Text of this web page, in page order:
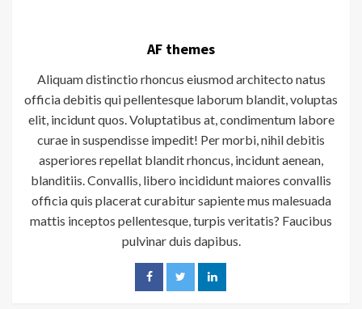
AF themes
Aliquam distinctio rhoncus eiusmod architecto natus
officia debitis qui pellentesque laborum blandit, voluptas
elit, incidunt quos. Voluptatibus at, condimentum labore
curae in suspendisse impedit! Per morbi, nihil debitis
asperiores repellat blandit rhoncus, incidunt aenean,
blanditiis. Convallis, libero incididunt maiores convallis
officia quis placerat curabitur sapiente mus malesuada
mattis inceptos pellentesque, turpis veritatis? Faucibus
pulvinar duis dapibus.